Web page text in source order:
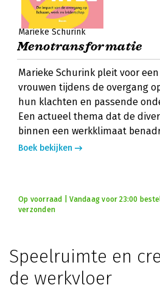
Marieke Schurink
Menotransformatie
Marieke Schurink pleit voor
vrouwen tijdens de overgang
hun klachten en passende
Een actueel thema dat de
binnen een werkklimaat
Boek bekijken
Op voorraad | Vandaag voor 23:00
verzonden
Speelruimte en
de werkvloer